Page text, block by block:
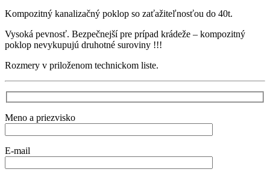
Kompozitný kanalizačný poklop so zaťažiteľnosťou do 40t.
Vysoká pevnosť. Bezpečnejší pre prípad krádeže – kompozitný
poklop nevykupujú druhotné suroviny !!!
Rozmery v priloženom technickom liste.
Meno a priezvisko
E-mail